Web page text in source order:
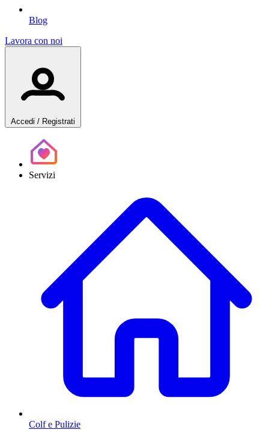
Blog
Lavora con noi
Accedi / Registrati
Servizi
Colf e Pulizie